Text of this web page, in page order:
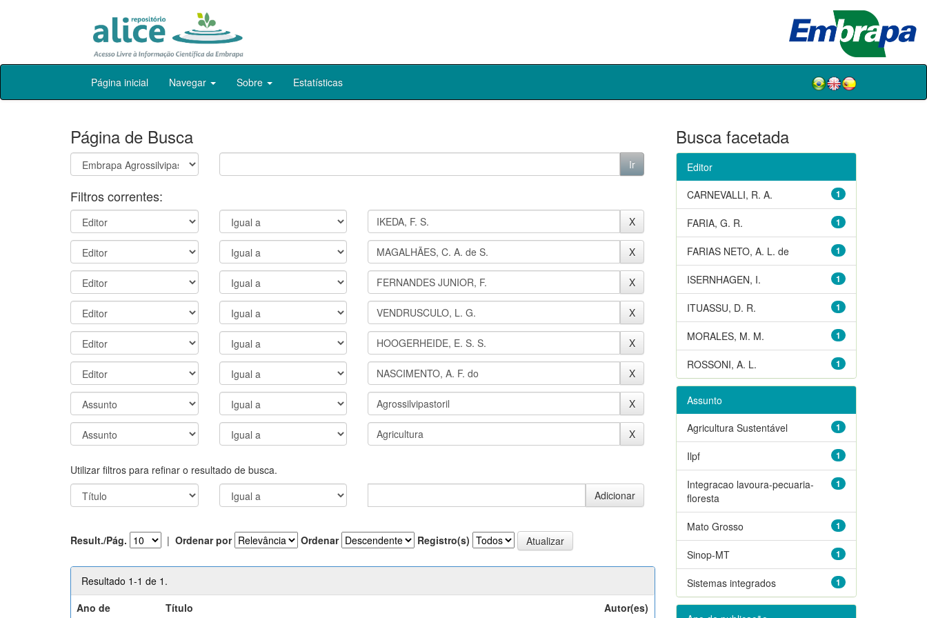
Skip
Página inicial Navegar Sobre Estatísticas
Página de Busca
Filtros correntes:
Utilizar filtros para refinar o resultado de busca.
Result./Pág. | Ordenar por Ordenar Registro(s)
Resultado 1-1 de 1.
Ano de
Título Autor(es)
Busca facetada
Editor
1
CARNEVALLI, R. A.
1
FARIA, G. R.
1
FARIAS NETO, A. L. de
1
ISERNHAGEN, I.
1
ITUASSU, D. R.
1
MORALES, M. M.
1
ROSSONI, A. L.
Assunto
1
Agricultura Sustentável
1
Ilpf
1
Integracao lavoura-pecuaria-
floresta
1
Mato Grosso
1
Sinop-MT
1
Sistemas integrados